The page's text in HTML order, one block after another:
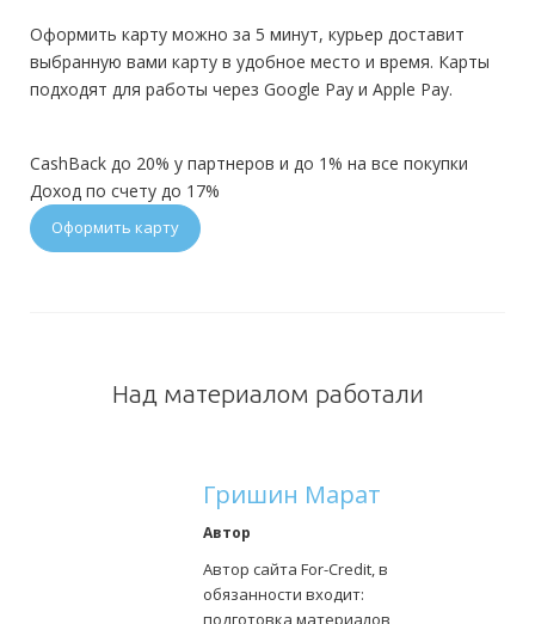
Оформить карту можно за 5 минут, курьер доставит
выбранную вами карту в удобное место и время. Карты
подходят для работы через Google Pay и Apple Pay.
CashBack до 20% у партнеров и до 1% на все покупки
Доход по счету до 17%
Оформить карту
Над материалом работали
Гришин Марат
Автор
Автор сайта For-Credit, в
обязанности входит:
подготовка материалов,